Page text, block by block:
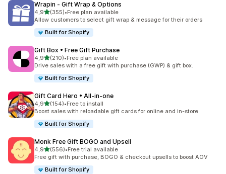
Wrapin ‑ Gift Wrap & Options
4,95 yıldız üzerinden
(355)
toplam 355 değerlendirme
•Free plan available
Allow customers to select gift wrap & message for their orders
Built for Shopify
Gift Box • Free Gift Purchase
4,95 yıldız üzerinden
(210)
toplam 210 değerlendirme
•Free plan available
Drive sales with a free gift with purchase (GWP) & gift box.
Built for Shopify
Gift Card Hero • All‑in‑one
4,95 yıldız üzerinden
(154)
toplam 154 değerlendirme
•Free to install
Boost sales with reloadable gift cards for online and in-store
Built for Shopify
Monk Free Gift BOGO and Upsell
4,95 yıldız üzerinden
(556)
toplam 556 değerlendirme
•Free trial available
Free gift with purchase, BOGO & checkout upsells to boost AOV
Built for Shopify